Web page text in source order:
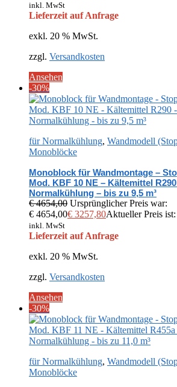
inkl. MwSt
Lieferzeit auf Anfrage
exkl. 20 % MwSt.
zzgl. Versandkosten
Ansehen
-30%
für Normalkühlung, Wandmodell
Monoblöcke
Monoblock für Wandmontage –
Mod. KBF 10 NE – Kältemittel
Normalkühlung – bis zu 9,5 m³
€4654,00 Ursprünglicher Preis war:
€ 4654,00€ 3257,80Aktueller Preis
inkl. MwSt
Lieferzeit auf Anfrage
exkl. 20 % MwSt.
zzgl. Versandkosten
Ansehen
-30%
für Normalkühlung, Wandmodell
Monoblöcke